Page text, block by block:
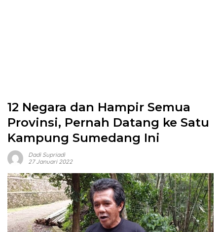
12 Negara dan Hampir Semua
Provinsi, Pernah Datang ke Satu
Kampung Sumedang Ini
Dadi Supriadi
27 Januari 2022